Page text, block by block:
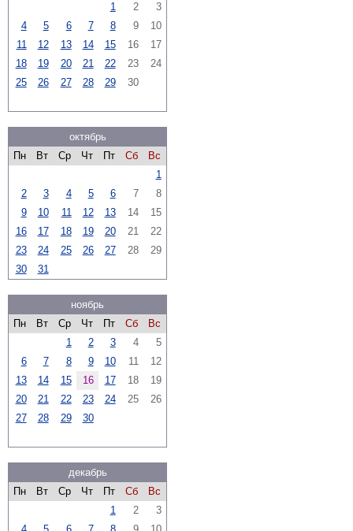
1
2
3
4
5 6 7 8 9
10
11
12 13 14 15 16
17
18
19 20 21 22 23
24
25
26 27 28 29 30
октябрь
Пн
Вт Ср Чт Пт Сб
Вс
1
2
3 4 5 6 7
8
9
10 11 12 13 14
15
16
17 18 19 20 21
22
23
24 25 26 27 28
29
30
31
ноябрь
Пн
Вт Ср Чт Пт Сб
Вс
1
2 3 4
5
6
7 8 9 10 11
12
13
14 15 16 17 18
19
20
21 22 23 24 25
26
27
28 29 30
декабрь
Пн
Вт Ср Чт Пт Сб
Вс
1
2
3